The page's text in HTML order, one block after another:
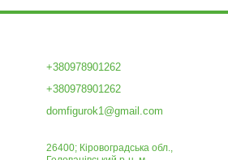
+380978901262
+380978901262
domfigurok1@gmail.com
26400; Кіровоградська обл.,